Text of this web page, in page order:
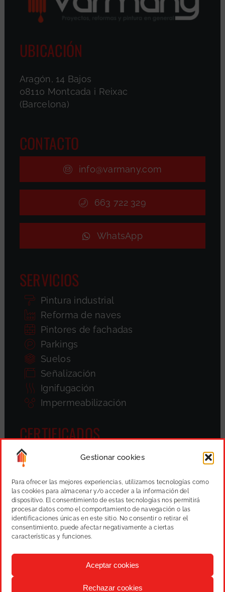
Gestionar cookies
Para ofrecer las mejores experiencias, utilizamos tecnologías como
las cookies para almacenar y/o acceder a la información del
dispositivo. El consentimiento de estas tecnologías nos permitirá
procesar datos como el comportamiento de navegación o las
identificaciones únicas en este sitio. No consentir o retirar el
consentimiento, puede afectar negativamente a ciertas
características y funciones.
Aceptar cookies
Rechazar cookies
UBICACIÓN
Aragón, 14 Bajos
08110 Montcada i Reixac
(Barcelona)
CONTACTO
info@varmany.com
663 722 329
WhatsApp
SERVICIOS
Pintura industrial
Reforma de naves
Pintores de fachadas
Parkings
Suelos
Señalización
Ignifugación
Impermeabilización
CERTIFICADOS